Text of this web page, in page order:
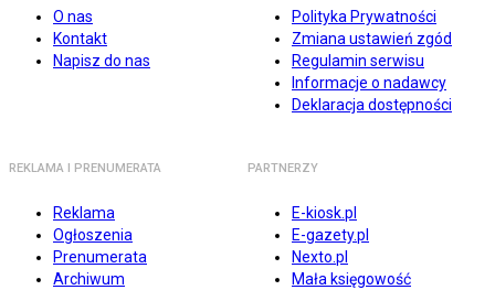
O nas
Kontakt
Napisz do nas
Polityka Prywatności
Zmiana ustawień zgód
Regulamin serwisu
Informacje o nadawcy
Deklaracja dostępności
REKLAMA I PRENUMERATA
Reklama
Ogłoszenia
Prenumerata
Archiwum
PARTNERZY
E-kiosk.pl
E-gazety.pl
Nexto.pl
Mała księgowość